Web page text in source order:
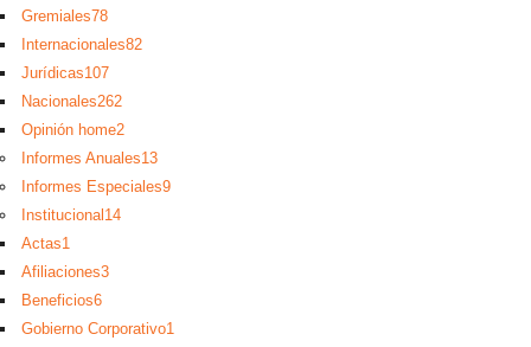
Gremiales78
Internacionales82
Jurídicas107
Nacionales262
Opinión home2
Informes Anuales13
Informes Especiales9
Institucional 14
Actas1
Afiliaciones3
Beneficios6
Gobierno Corporativo1